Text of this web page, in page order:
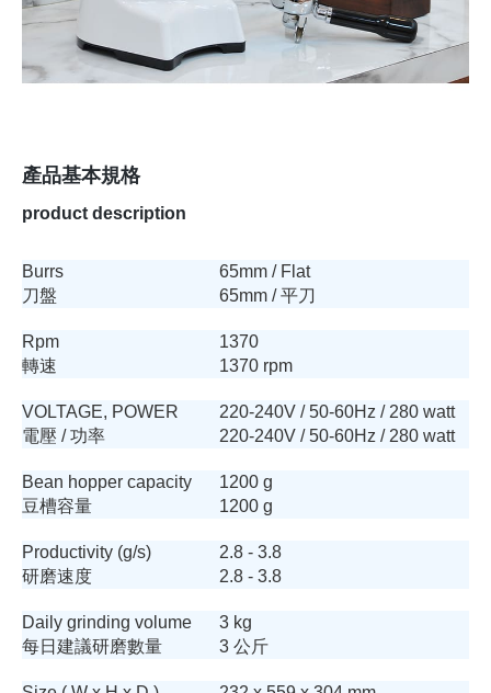
產品基本規格
product description
Burrs
刀盤
65mm / Flat
65mm / 平刀
Rpm
轉速
1370
1370 rpm
VOLTAGE, POWER
電壓 / 功率
220-240V / 50-60Hz / 280 watt
220-240V / 50-60Hz / 280 watt
Bean hopper capacity
豆槽容量
1200 g
1200 g
Productivity (g/s)
研磨速度
2.8 - 3.8
2.8 - 3.8
Daily grinding volume
每日建議研磨數量
3 kg
3 公斤